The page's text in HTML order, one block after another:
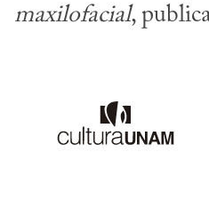
maxilofacial,